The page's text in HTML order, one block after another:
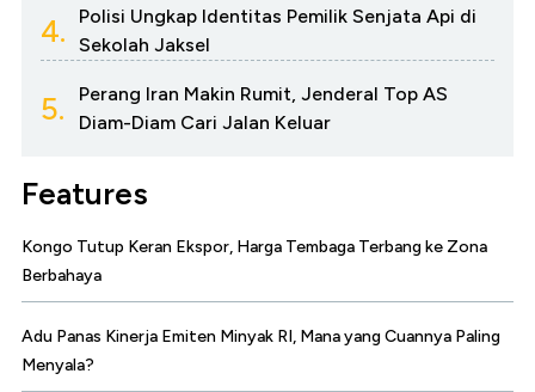
4.
Polisi Ungkap Identitas Pemilik Senjata Api di
Sekolah Jaksel
5.
Perang Iran Makin Rumit, Jenderal Top AS
Diam-Diam Cari Jalan Keluar
Features
Kongo Tutup Keran Ekspor, Harga Tembaga Terbang ke Zona
Berbahaya
Adu Panas Kinerja Emiten Minyak RI, Mana yang Cuannya Paling
Menyala?